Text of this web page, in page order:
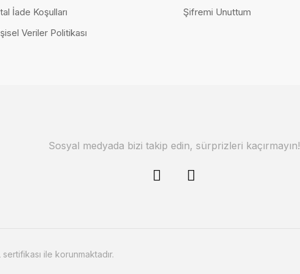
TL
İade Koşulları
Veriler Politikası
Şifremi Unuttum
Sosyal medyada bizi takip edin, sürprizleri kaçırmayın!
ile korunmaktadır.